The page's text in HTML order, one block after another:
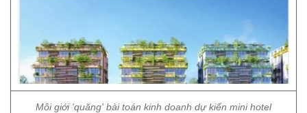
Môi giới 'quăng' bài toán kinh doanh dự kiến mini hotel